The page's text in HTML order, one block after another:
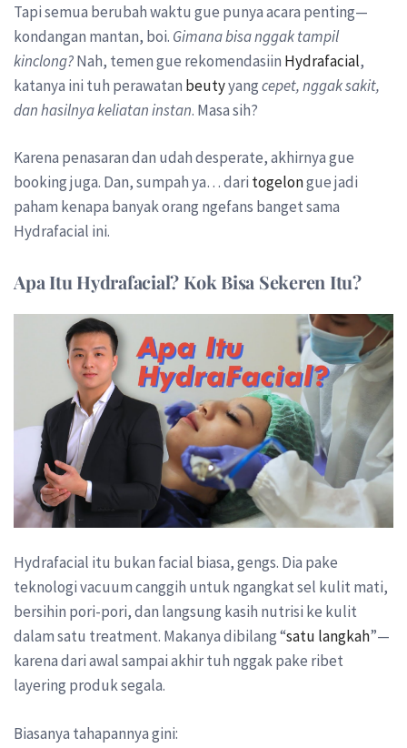
Tapi semua berubah waktu gue punya acara penting—
kondangan mantan, boi. Gimana bisa nggak tampil
kinclong?Nah, temen gue rekomendasiin Hydrafacial,
katanya ini tuh perawatan beutyyangcepet, nggak sakit,
dan hasilnya keliatan instan. Masa sih?
Karena penasaran dan udah desperate, akhirnya gue
booking juga. Dan, sumpah ya… dari togelongue jadi
paham kenapa banyak orang ngefans banget sama
Hydrafacial ini.
Apa Itu Hydrafacial? Kok Bisa Sekeren Itu?
Hydrafacial itu bukan facial biasa, gengs. Dia pake
teknologi vacuum canggih untuk ngangkat sel kulit mati,
bersihin pori-pori, dan langsung kasih nutrisi ke kulit
dalam satu treatment. Makanya dibilang “satu langkah”—
karena dari awal sampai akhir tuh nggak pake ribet
layering produk segala.
Biasanya tahapannya gini: